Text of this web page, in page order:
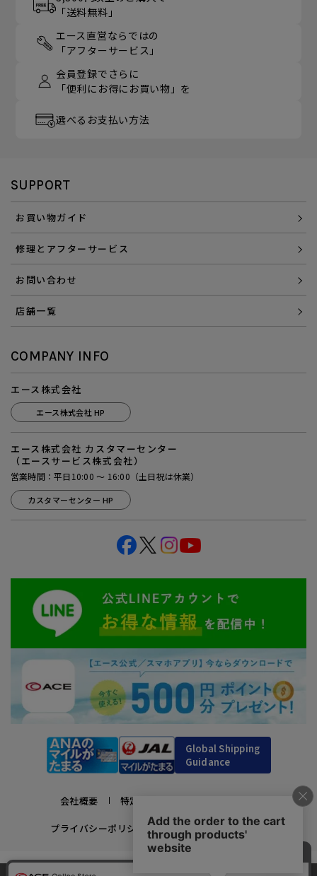
「送料無料」
エース直営ならではの
「アフターサービス」
会員登録でさらに
「便利にお得にお買い物」を
選べるお支払い方法
SUPPORT
お買い物ガイド
修理とアフターサービス
お問い合わせ
店舗一覧
COMPANY INFO
エース株式会社
エース株式会社 HP
エース株式会社 カスタマーセンター
（エースサービス株式会社）
営業時間：平日10:00 ～ 16:00（土日祝は休業）
カスタマーセンター HP
Global Shipping
Guidance
会社概要 特定商取引法に基づく表示
プライバシーポリシー 利用規約 採用情報